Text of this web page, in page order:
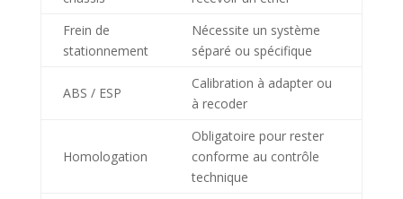
Frein de
stationnement
Nécessite un système
séparé ou spécifique
ABS / ESP
Calibration à adapter ou
à recoder
Homologation
Obligatoire pour rester
conforme au contrôle
technique